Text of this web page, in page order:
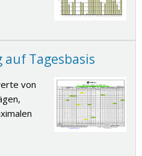
Tagesbasis
von